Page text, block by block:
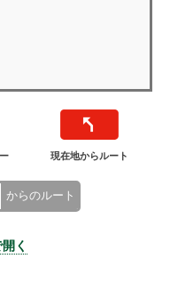
現在地からルート
からのルート
く